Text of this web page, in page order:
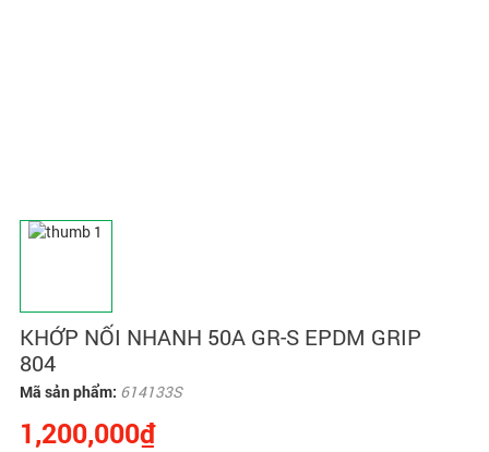
KHỚP NỐI NHANH 50A GR-S EPDM GRIP
804
Mã sản phẩm: 614133S
1,200,000₫